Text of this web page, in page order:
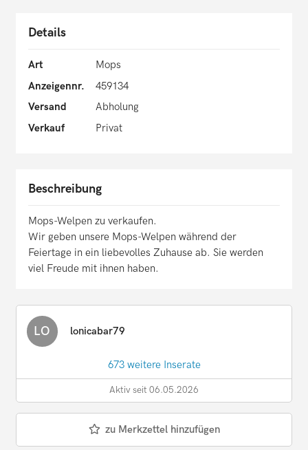
Details
Art
Mops
Anzeigennr.
459134
Versand
Abholung
Verkauf
Privat
Beschreibung
Mops-Welpen zu verkaufen.
Wir geben unsere Mops-Welpen während der
Feiertage in ein liebevolles Zuhause ab. Sie werden
viel Freude mit ihnen haben.
LO lonicabar79
673 weitere Inserate
Aktiv seit 06.05.2026
zu Merkzettel hinzufügen